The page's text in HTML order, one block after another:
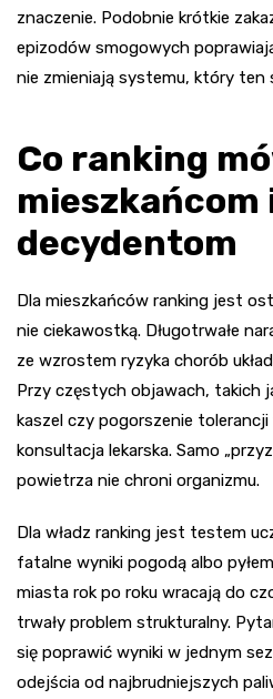
znaczenie. Podobnie krótkie
epizodów smogowych
nie zmieniają systemu, który ten
Co ranking
mieszkańcom
decydentom
Dla mieszkańców ranking jest
nie ciekawostką. Długotrwałe
ze wzrostem ryzyka chorób
Przy częstych objawach, takich
kaszel czy pogorszenie
konsultacja lekarska. Samo
powietrza nie chroni organizmu.
Dla władz ranking jest testem
fatalne wyniki pogodą albo
miasta rok po roku wracają do
trwały problem strukturalny.
się poprawić wyniki w jednym
odejścia od najbrudniejszych